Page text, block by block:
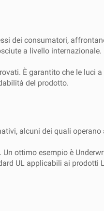
dei consumatori,
a livello internazionale.
È garantito che le luci
del prodotto.
alcuni dei quali
ottimo esempio è
UL applicabili ai prodotti